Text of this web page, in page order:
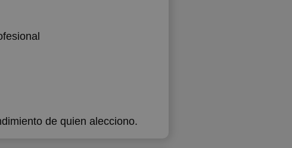
de quien alecciono.